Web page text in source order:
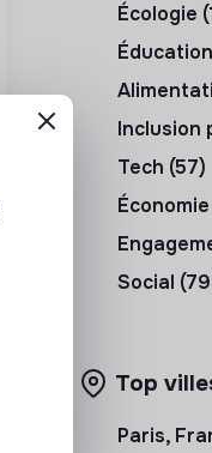
Écologie
Inclusion
Tech (57)
Social
Top
Paris,